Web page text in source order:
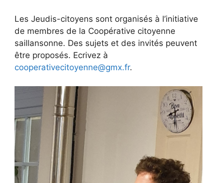
Les Jeudis-citoyens sont organisés à l’initiative
de membres de la Coopérative citoyenne
saillansonne. Des sujets et des invités peuvent
être proposés. Ecrivez à
cooperativecitoyenne@gmx.fr.